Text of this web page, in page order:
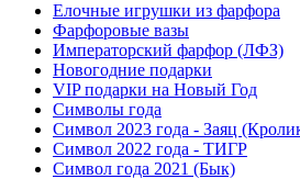
Елочные игрушки из фарфора
Фарфоровые вазы
Императорский фарфор (ЛФЗ)
Новогодние подарки
VIP подарки на Новый Год
Символы года
Символ 2023 года - Заяц
Символ 2022 года - ТИГР
Символ года 2021 (Бык)